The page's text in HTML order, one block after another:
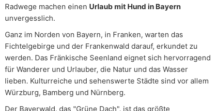
Radwege machen einen Urlaub mit Hund in Bayern
unvergesslich.
Ganz im Norden von Bayern, in Franken, warten das
Fichtelgebirge und der Frankenwald darauf, erkundet zu
werden. Das Fränkische Seenland eignet sich hervorragend
für Wanderer und Urlauber, die Natur und das Wasser
lieben. Kulturreiche und sehenswerte Städte sind vor allem
Würzburg, Bamberg und Nürnberg.
Der Bayerwald, das "Grüne Dach", ist das größte